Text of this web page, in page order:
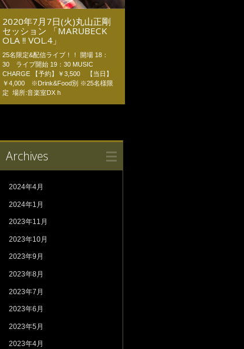
2020年7月7日(火)丸山正剛
セッション 「MARUBECK
OLA !! VOL.4」
25名限定&配信ライブ！！ 開場 18：
30 ライブ開始 19：30 MUSIC
CHARGE 【予約】￥3,500 【当日】
￥4,000 ※Drink&Food別 ※25名様限
定 場所:音楽室DX h
Archives
2024年4月
2024年1月
2023年11月
2023年10月
2023年9月
2023年8月
2023年7月
2023年6月
2023年5月
2023年4月